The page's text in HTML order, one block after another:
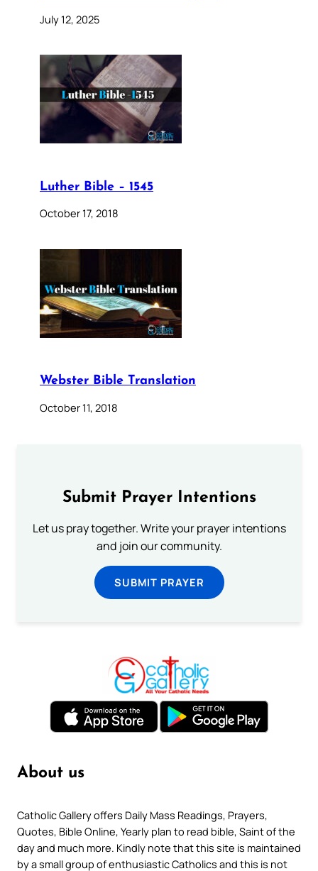
July 12, 2025
Luther Bible – 1545
October 17, 2018
Webster Bible Translation
October 11, 2018
Submit Prayer Intentions
Let us pray together. Write your prayer intentions
and join our community.
SUBMIT PRAYER
About us
Catholic Gallery offers Daily Mass Readings, Prayers,
Quotes, Bible Online, Yearly plan to read bible, Saint of the
day and much more. Kindly note that this site is maintained
by a small group of enthusiastic Catholics and this is not